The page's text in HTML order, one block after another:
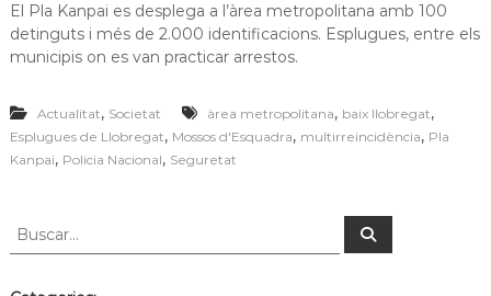
r
e
g
El Pla Kanpai es desplega a l’àrea metropolitana amb 100
detinguts i més de 2.000 identificacions. Esplugues, entre els
municipis on es van practicar arrestos.
Actualitat, Societat àrea metropolitana, baix llobregat,
Esplugues de Llobregat, Mossos d'Esquadra, multirreincidència, Pla
Kanpai, Policia Nacional, Seguretat